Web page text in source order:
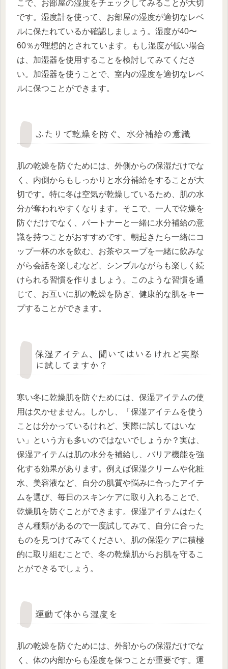
こで、お部屋の湿度をチェックしてみることが大切
です。湿度計を使って、お部屋の湿度が適切なレベ
ルに保たれているか確認しましょう。湿度が40〜
60％が理想的とされています。もし湿度が低い場合
は、加湿器を使用することを検討してみてくださ
い。加湿器を使うことで、室内の湿度を適切なレベ
ルに保つことができます。
ふたりで乾燥を防ぐ、水分補給の意識
肌の乾燥を防ぐためには、外側からの保湿だけでな
く、内側からもしっかりと水分補給をすることが大
切です。特に冬は空気が乾燥しているため、肌の水
分が奪われやすくなります。そこで、一人で乾燥を
防ぐだけでなく、パートナーと一緒に水分補給の意
識を持つことがおすすめです。朝起きたら一緒にコ
ップ一杯の水を飲む、お茶やスープを一緒に飲みな
がら会話を楽しむなど、シンプルながらも楽しく続
けられる習慣を作りましょう。このような習慣を通
じて、お互いに肌の乾燥を防ぎ、健康的な肌をキー
プすることができます。
保湿アイテム、聞いてはいるけれど実際
に試してますか？
寒い冬に乾燥肌を防ぐためには、保湿アイテムの使
用は欠かせません。しかし、「保湿アイテムを使う
ことは分かっているけれど、実際に試してはいな
い」という方も多いのではないでしょうか？実は、
保湿アイテムは肌の水分を補給し、バリア機能を強
化する効果があります。例えば保湿クリームや化粧
水、美容液など、自分の肌質や悩みに合ったアイテ
ムを選び、毎日のスキンケアに取り入れることで、
乾燥肌を防ぐことができます。保湿アイテムはたく
さん種類があるので一度試してみて、自分に合った
ものを見つけてみてください。肌の保湿ケアに積極
的に取り組むことで、冬の乾燥肌からお肌を守るこ
とができるでしょう。
運動で体から湿度を
肌の乾燥を防ぐためには、外部からの保湿だけでな
く、体の内部からも湿度を保つことが重要です。運